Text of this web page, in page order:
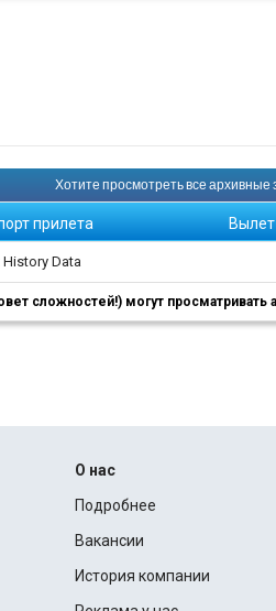
Хотите просмотреть все архивные
прилета Вылет
Data
сложностей!) могут просматривать
О нас
Подробнее
Вакансии
История компании